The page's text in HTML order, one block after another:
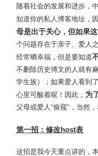
随着社会的发展和进步，
知道你的私人博客地址，
母是出于关心，但如果
个问题存在于亲子、爱人
经常晒幸福，但是要知道
不删除历史博文的人就有
学生族）；如果爱人看到
心里可酸着呢！因此， 为
父母或爱人“偷窥”，当然
第一招：修改host表
这招是我今天重点讲的，